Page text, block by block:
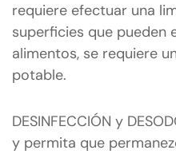
requiere efectuar una
superficies que
alimentos, se requiere
potable.
DESINFECCIÓN y
y permita que